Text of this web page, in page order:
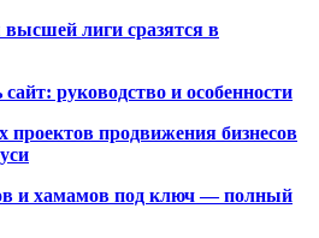
лиги сразятся в
руководство и особенности
продвижения бизнесов
и хамамов под ключ — полный